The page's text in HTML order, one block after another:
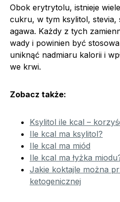
Obok erytrytolu, istnieje
cukru, w tym ksylitol,
agawa. Każdy z tych
wady i powinien być
uniknąć nadmiaru kalorii i
we krwi.
Zobacz także:
Ksylitol ile kcal –
Ile kcal ma ksylitol?
Ile kcal ma miód
Ile kcal ma łyżka
Jakie koktajle można
ketogenicznej